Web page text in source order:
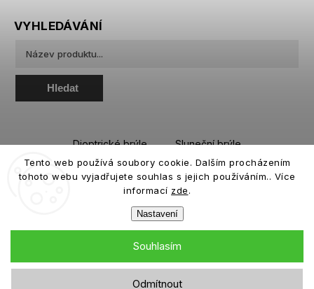
Tento web používá soubory cookie. Dalším procházením
tohoto webu vyjadřujete souhlas s jejich používáním.. Více
informací zde.
Nastavení
Odmítnout
Souhlasím
VYHLEDÁVÁNÍ
Hledat
Dioptrické brýle
Sluneční brýle
Sportovní brýle
Kontaktní čočky
Roztoky a oční kapky
Copyright 2026eiffeloptic.cz. Všechna práva vyhrazena.